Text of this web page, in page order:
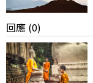
回應 (0)